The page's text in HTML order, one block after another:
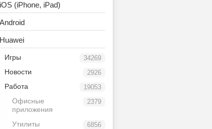
iOS (iPhone, iPad)
Android
Huawei
34269
Игры
2926
Новости
19053
Работа
2379
Офисные
приложения
6856
Утилиты